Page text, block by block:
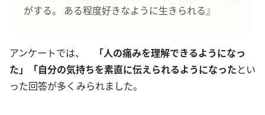
がする。 ある程度好きなように生きられる』
アンケートでは、
「人の痛みを理解できるようになっ
た」「自分の気持ちを素直に伝えられるようになったとい
った回答が多くみられました。